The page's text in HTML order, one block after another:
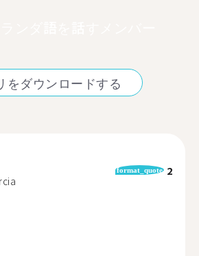
をダウンロードする
format_quote 2